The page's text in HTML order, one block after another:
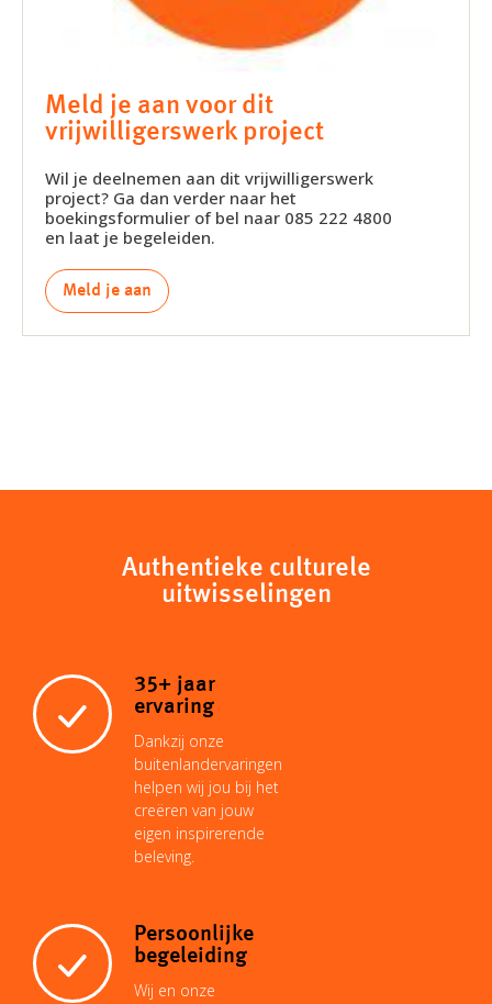
Meld je aan voor dit
vrijwilligerswerk project
Wil je deelnemen aan dit vrijwilligerswerk
project? Ga dan verder naar het
boekingsformulier of bel naar 085 222 4800
en laat je begeleiden.
Meld je aan
Authentieke culturele
uitwisselingen
35+ jaar
ervaring
Dankzij onze
buitenlandervaringen
helpen wij jou bij het
creëren van jouw
eigen inspirerende
beleving.
Persoonlijke
begeleiding
Wij en onze